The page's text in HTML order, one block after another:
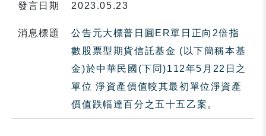
發言日期 2023.05.23
消息標題
公告元大標普日圓ER單日正向2倍指
數股票型期貨信託基金 (以下簡稱本基
金)於中華民國(下同)112年5月22日之
單位 淨資產價值較其最初單位淨資產
價值跌幅達百分之五十五乙案。